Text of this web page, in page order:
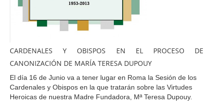
CARDENALES Y OBISPOS EN EL PROCESO DE
CANONIZACIÓN DE MARÍA TERESA DUPOUY
El día 16 de Junio va a tener lugar en Roma la Sesión de los
Cardenales y Obispos en la que tratarán sobre las Virtudes
Heroicas de nuestra Madre Fundadora, Mª Teresa Dupouy.